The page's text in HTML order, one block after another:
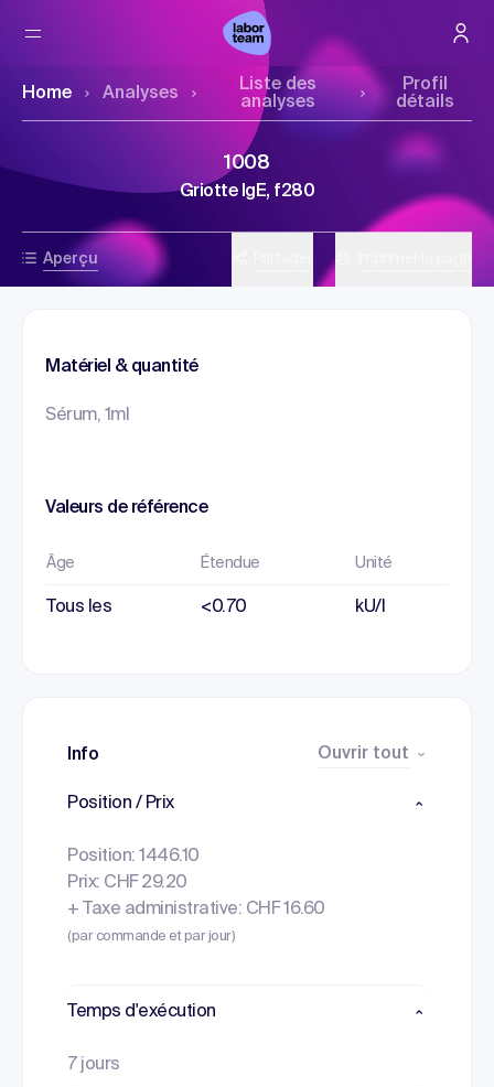
Home Analyses
Liste des
analyses
Profil
détails
Aperçu
1008
Griotte IgE, f280
Matériel & quantité
Sérum, 1ml
Valeurs de référence
Âge Étendue Unité
Tous les <0.70 kU/l
Info Ouvrir tout
Position / Prix
Position: 1446.10
Prix: CHF 29.20
+ Taxe administrative: CHF 16.60
(par commande et par jour)
Temps d'exécution
7 jours